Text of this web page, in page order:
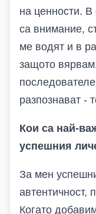
на ценности.
са внимание,
ме водят и в
защото
разпознават -
Кои са най-
успешния
За мен
автентичност,
Когато